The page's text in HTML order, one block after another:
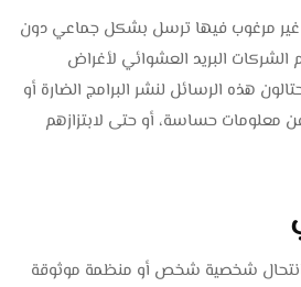
غير مرغوب فيها ترسل بشكل جماعي دون
البريد العشوائي لأغراض
هذه الرسائل لنشر البرامج الضارة أو
معلومات حساسة، أو حتى لابتزازهم
انتحال شخصية شخص أو منظمة موثوقة